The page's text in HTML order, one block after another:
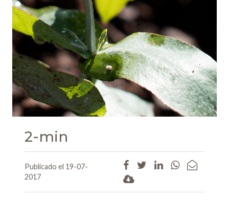
2-min
Publicado el 19-07-
2017